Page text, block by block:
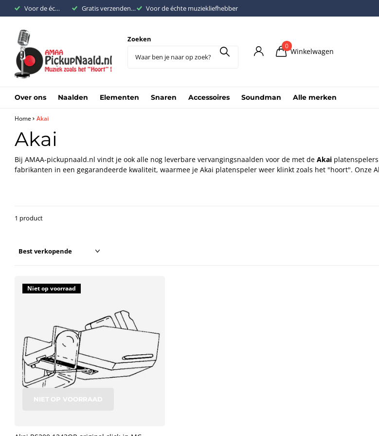
Voor de échte muziekliefhebber Gratis verzenden binnen Nederland vanaf €200,- Voor de échte muziekliefhebber
Zoeken
0
Winkelwagen
Over ons Naalden Elementen Snaren Accessoires Soundman Alle merken
Home Akai
Akai
Bij AMAA-pickupnaald.nl vindt je ook alle nog leverbare vervangingsnaalden voor de met de Akai
fabrikanten in een gegarandeerde kwaliteit, waarmee je Akai platenspeler weer klinkt zoals het "hoort".
1 product
Niet op voorraad
NIET OP VOORRAAD